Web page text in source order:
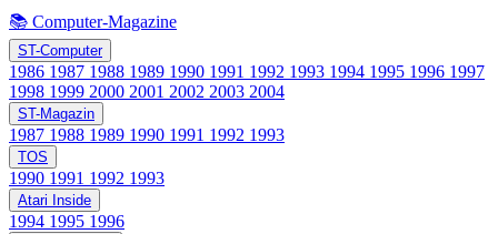
📚 Computer-Magazine
ST-Computer
1986 1987 1988 1989 1990 1991 1992 1993 1994 1995 1996 1997
1998 1999 2000 2001 2002 2003 2004
ST-Magazin
1987 1988 1989 1990 1991 1992 1993
TOS
1990 1991 1992 1993
Atari Inside
1994 1995 1996